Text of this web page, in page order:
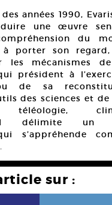
années 1990,
une œuvre
du
à porter son
les mécanismes de
président à
ou de sa
des sciences et
téléologie,
il délimite un
s’appréhende
sur :